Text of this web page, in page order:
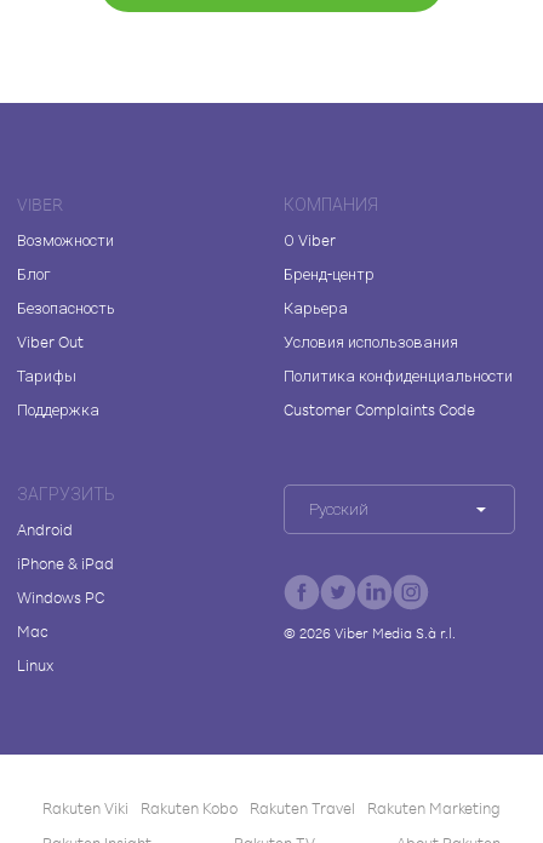
VIBER
Возможности
Блог
Безопасность
Viber Out
Тарифы
Поддержка
КОМПАНИЯ
О Viber
Бренд-центр
Карьера
Условия использования
Политика конфиденциальности
Customer Complaints Code
ЗАГРУЗИТЬ
Android
iPhone & iPad
Windows PC
Mac
Linux
Русский
© 2026Viber Media S.à r.l.
Rakuten Viki Rakuten Kobo Rakuten Travel
Rakuten Marketing